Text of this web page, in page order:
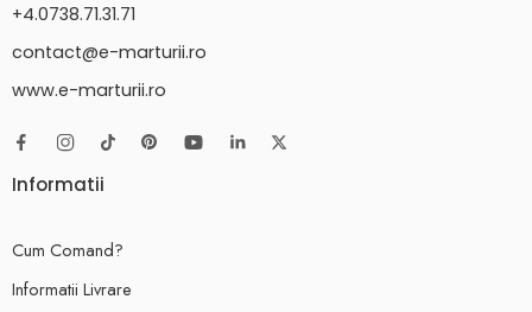
+4.0738.71.31.71
contact@e-marturii.ro
www.e-marturii.ro
Informatii
Cum Comand?
Informatii Livrare